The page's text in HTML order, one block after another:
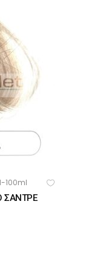
100ml
ΣΑΝΤΡΕ